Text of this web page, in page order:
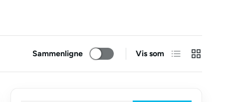
Sammenligne Vis som Liste GRID